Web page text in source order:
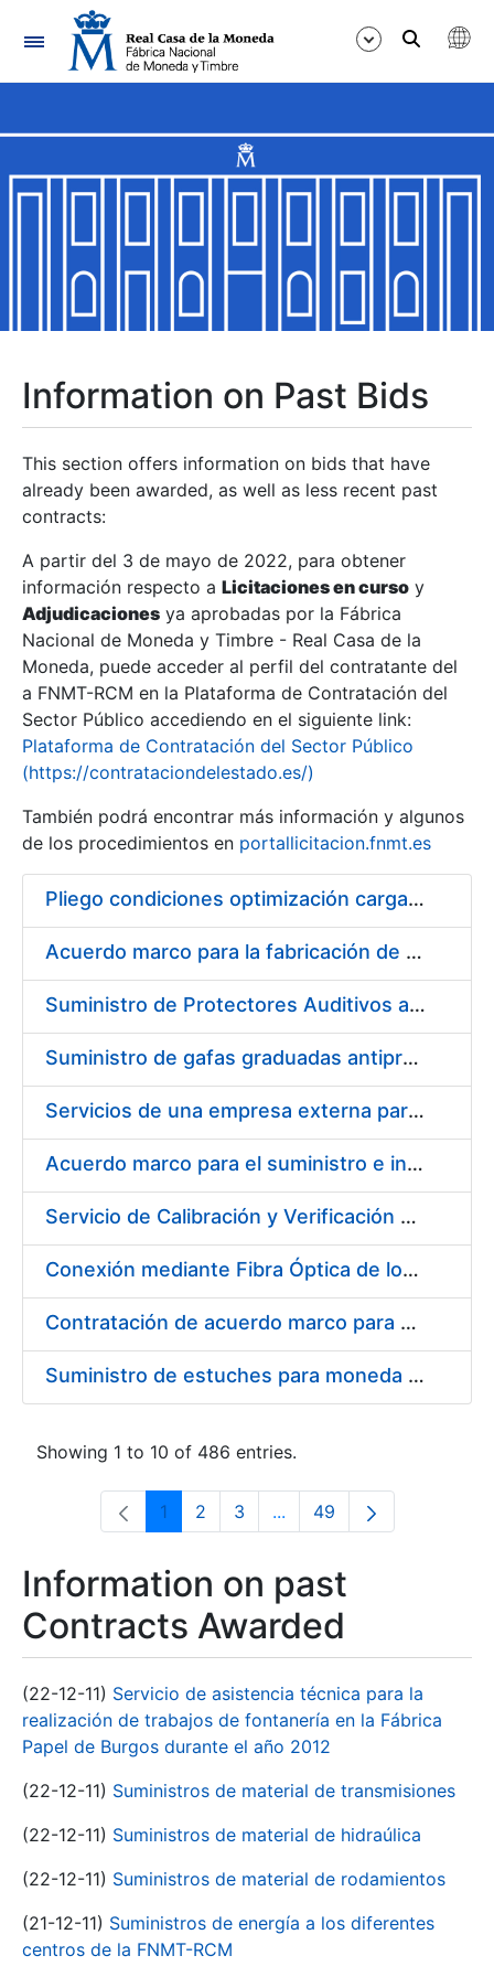
Navigation
Show/Hide
Show/Hide
Show/Hide
Show/Hide
Show/Hide
Show/Hide
Information on Past Bids
This section offers information on bids that have
already been awarded, as well as less recent past
contracts:
A partir del 3 de mayo de 2022, para obtener
información respecto a Licitaciones en curso y
Adjudicaciones ya aprobadas por la Fábrica
Nacional de Moneda y Timbre - Real Casa de la
Moneda, puede acceder al perfil del contratante del
a FNMT-RCM en la Plataforma de Contratación del
Sector Público accediendo en el siguiente link:
Plataforma de Contratación del Sector Público
(https://contrataciondelestado.es/)
También podrá encontrar más información y algunos
de los procedimientos en portallicitacion.fnmt.es
Pliego condiciones optimización cargas compras firmado
Acuerdo marco para la fabricación de piezas
Suministro de Protectores Auditivos a medida para las personas trabajadoras de los Centros de Trabajo de Madrid y Burgos
Suministro de gafas graduadas antiproyecciones para los trabajadores de la FNMT-RCM en los centros de trabajo de Madrid y Burgos
Servicios de una empresa externa para el asesoramiento y resolución de los recursos de alzada que se presentan relacionados con procesos de selección para la FNMT-RCM
Acuerdo marco para el suministro e instalación de persianas, estores y otros complementos
Servicio de Calibración y Verificación Externa de los Equipos de Medición del Servicio de Prevención de la FNMT-RCM
Conexión mediante Fibra Óptica de los Centros de Proceso de Datos (CPDs) de las sedes de la FNMT-RCM de Burgos y Madrid
Contratación de acuerdo marco para el Suministro de Material de Electricidad para la Fábrica Nacional de Moneda y Timbre-Real Casa de la Moneda en su centro de trabajo de Burgos
Suministro de estuches para moneda de 30 €
Showing 1 to 10 of 486 entries.
Page
1 Page
2 Page
3 ...Intermediate Pages Use
Page
49
Information on past
Contracts Awarded
(22-12-11) Servicio de asistencia técnica para la
realización de trabajos de fontanería en la Fábrica
Papel de Burgos durante el año 2012
(22-12-11) Suministros de material de transmisiones
(22-12-11) Suministros de material de hidraúlica
(22-12-11) Suministros de material de rodamientos
(21-12-11) Suministros de energía a los diferentes
centros de la FNMT-RCM